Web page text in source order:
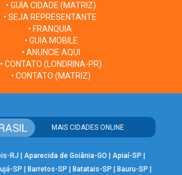
• GUIA CIDADE (MATRIZ)
• SEJA REPRESENTANTE
• FRANQUIA
• GUIA MOBILE
• ANUNCIE AQUI
• CONTATO (LONDRINA-PR)
• CONTATO (MATRIZ)
MAIS CIDADES ONLINE
RJ Aparecida de Goiânia-GO Apiaí-SP
SP Barretos-SP Batatais-SP Bauru-SP